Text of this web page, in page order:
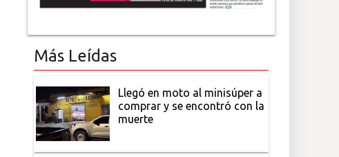
Más Leídas
Llegó en moto al minisúper a
comprar y se encontró con la
muerte